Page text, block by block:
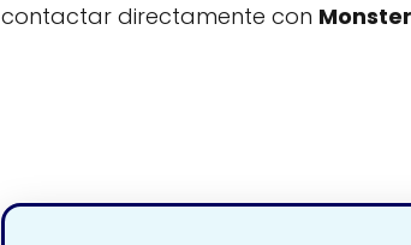
contactar directamente con